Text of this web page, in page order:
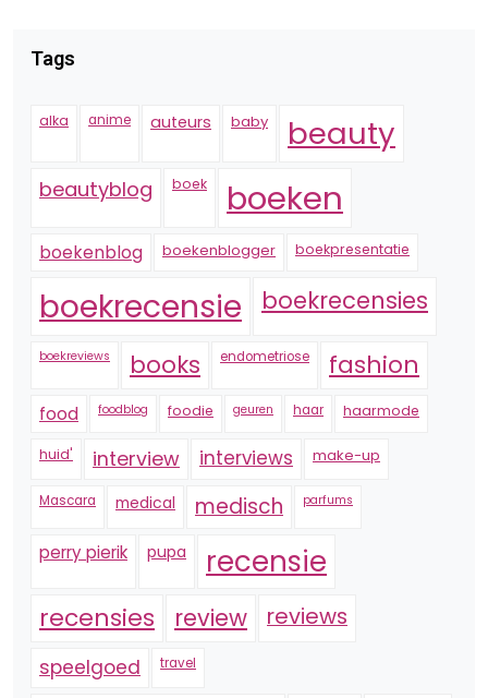
Tags
alka anime auteurs baby beauty
beautyblog boek boeken
boekenblog boekenblogger boekpresentatie
boekrecensie boekrecensies
boekreviews books endometriose fashion
food foodblog foodie geuren haar haarmode
huid' interview interviews make-up
Mascara medical medisch parfums
perry pierik pupa recensie
recensies review reviews
speelgoed travel